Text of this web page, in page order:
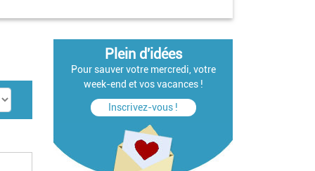
Plein d'idées
Pour sauver votre mercredi, votre
week-end et vos vacances !
Inscrivez-vous !